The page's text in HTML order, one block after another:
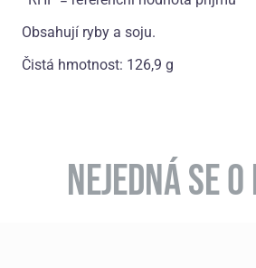
Obsahují ryby a soju.
Čistá hmotnost: 126,9 g
NEJEDNÁ SE